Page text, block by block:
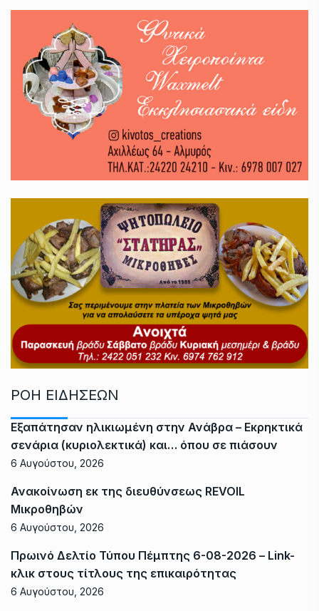
ΡΟΗ ΕΙΔΗΣΕΩΝ
Εξαπάτησαν ηλικιωμένη στην Ανάβρα – Εκρηκτικά
σενάρια (κυριολεκτικά) και… όπου σε πιάσουν
6 Αυγούστου, 2026
Ανακοίνωση εκ της διευθύνσεως REVOIL
Μικροθηβών
6 Αυγούστου, 2026
Πρωινό Δελτίο Τύπου Πέμπτης 6-08-2026 – Link-
κλικ στους τίτλους της επικαιρότητας
6 Αυγούστου, 2026